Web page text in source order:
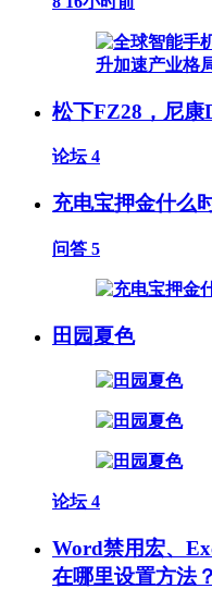
松下FZ28，尼康
论坛 4
充电宝押金什么
问答 5
田园夏色
论坛 4
Word禁用宏、
在哪里设置方法？